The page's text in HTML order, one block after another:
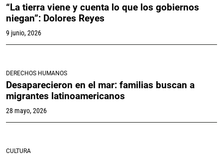
“La tierra viene y cuenta lo que los gobiernos
niegan”: Dolores Reyes
9 junio, 2026
DERECHOS HUMANOS
Desaparecieron en el mar: familias buscan a
migrantes latinoamericanos
28 mayo, 2026
CULTURA